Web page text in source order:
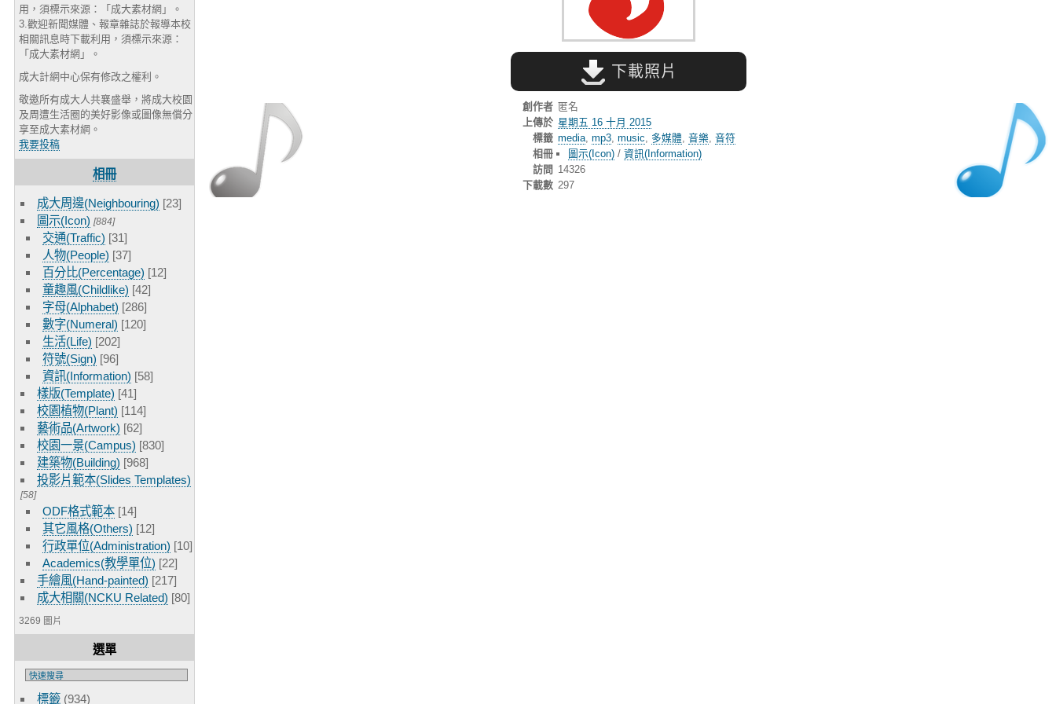
用，須標示來源：「成大素材網」。
3.歡迎新聞媒體、報章雜誌於報導本校
相關訊息時下載利用，須標示來源：
「成大素材網」。
成大計網中心保有修改之權利。
敬邀所有成大人共襄盛舉，將成大校園
及周遭生活圈的美好影像或圖像無償分
享至成大素材網。
我要投稿
相冊
成大周邊(Neighbouring) [23]
圖示(Icon) [884]
交通(Traffic) [31]
人物(People) [37]
百分比(Percentage) [12]
童趣風(Childlike) [42]
字母(Alphabet) [286]
數字(Numeral) [120]
生活(Life) [202]
符號(Sign) [96]
資訊(Information) [58]
樣版(Template) [41]
校園植物(Plant) [114]
藝術品(Artwork) [62]
校園一景(Campus) [830]
建築物(Building) [968]
投影片範本(Slides Templates)
[58]
ODF格式範本 [14]
其它風格(Others) [12]
行政單位(Administration) [10]
Academics(教學單位) [22]
手繪風(Hand-painted) [217]
成大相關(NCKU Related) [80]
3269 圖片
選單
標籤 (934)
下載照片
創作者 匿名
上傳於 星期五 16 十月 2015
標籤 media mp3 music 多媒體 音樂 音符
相冊
圖示(Icon)/ 資訊(Information)
訪問 14326
下載數 297